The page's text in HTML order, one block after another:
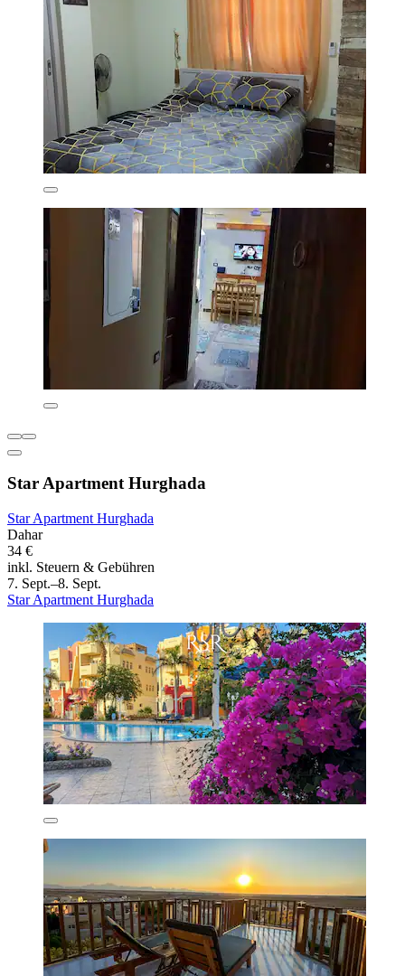
Star Apartment Hurghada
Star Apartment Hurghada
Dahar
34 €
inkl. Steuern & Gebühren
7. Sept.–8. Sept.
Star Apartment Hurghada